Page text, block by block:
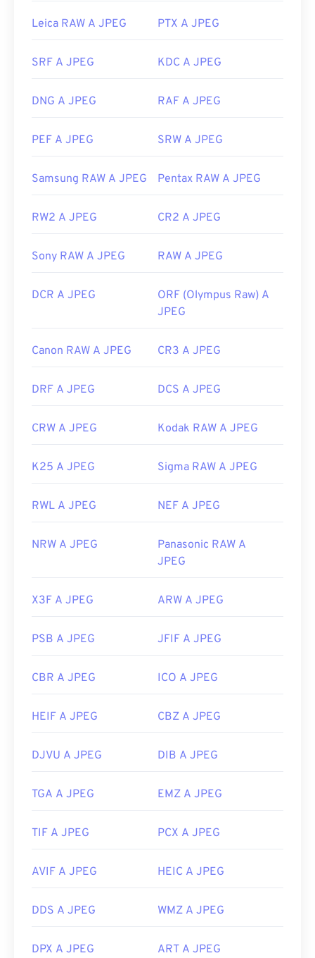
Photoshop e InDesign
. Un programma gratuito,
FreeConvert.
Sviluppato da:
Adobe Inc.
pulsante destro del mouse e selezionare "Apri con"
I file JPEG si aprono automaticamente sui browser
Microsoft come
Microsoft Foto e sulle applicazioni
Sviluppato da:
Joint Photographic Experts Group
Link utili:
Leica RAW A JPEG PTX A JPEG
SRF A JPEG KDC A JPEG
DNG A JPEG RAF A JPEG
PEF A JPEG SRW A JPEG
Samsung RAW A JPEG Pentax RAW A JPEG
RW2 A JPEG CR2 A JPEG
Sony RAW A JPEG RAW A JPEG
DCR A JPEG
ORF (Olympus Raw) A
JPEG
Canon RAW A JPEG CR3 A JPEG
DRF A JPEG DCS A JPEG
CRW A JPEG Kodak RAW A JPEG
K25 A JPEG Sigma RAW A JPEG
RWL A JPEG NEF A JPEG
NRW A JPEG
Panasonic RAW A
JPEG
X3F A JPEG ARW A JPEG
PSB A JPEG JFIF A JPEG
CBR A JPEG ICO A JPEG
HEIF A JPEG CBZ A JPEG
DJVU A JPEG DIB A JPEG
TGA A JPEG EMZ A JPEG
TIF A JPEG PCX A JPEG
AVIF A JPEG HEIC A JPEG
DDS A JPEG WMZ A JPEG
DPX A JPEG ART A JPEG